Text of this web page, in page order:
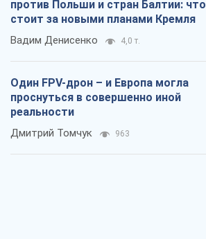
против Польши и стран Балтии: что
стоит за новыми планами Кремля
Вадим Денисенко 4,0 т.
Один FPV-дрон – и Европа могла
проснуться в совершенно иной
реальности
Дмитрий Томчук 963